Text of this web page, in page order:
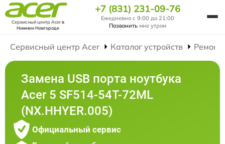
Сервисный центр Acerв
Нижнем Новгороде
+7 (831) 231-09-76
Ежедневно с 9:00 до 21:00
Позвонить мне утром
Сервисный центр Acer Каталог устройств Ремонт
Замена USB порта ноутбука
Acer 5 SF514-54T-72ML
(NX.HHYER.005)
Официальный сервис